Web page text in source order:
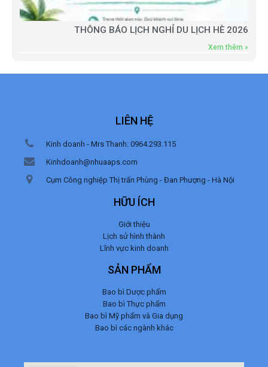
THÔNG BÁO LỊCH NGHỈ DU LỊCH HÈ 2026
Xem thêm »
LIÊN HỆ
Kinh doanh - Mrs Thanh: 0964.293.115
Kinhdoanh@nhuaaps.com
Cụm Công nghiệp Thị trấn Phùng - Đan Phượng - Hà Nội
HỮU ÍCH
Giới thiệu
Lịch sử hình thành
Lĩnh vực kinh doanh
SẢN PHẨM
Bao bì Dược phẩm
Bao bì Thực phẩm
Bao bì Mỹ phẩm và Gia dụng
Bao bì các ngành khác